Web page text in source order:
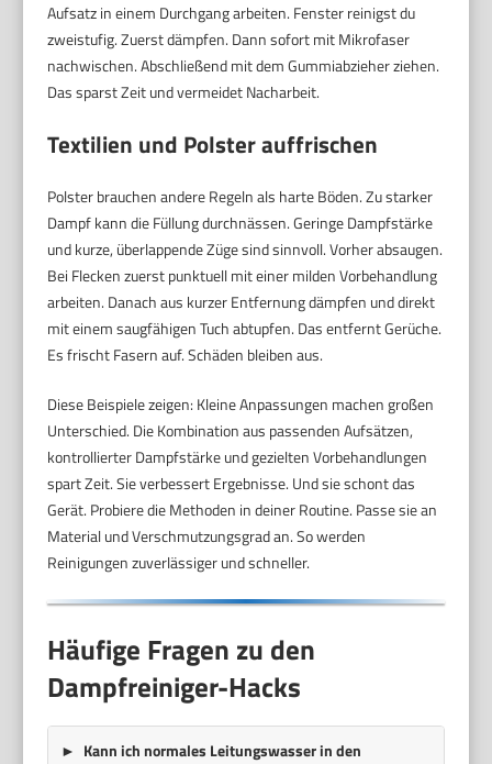
Aufsatz in einem Durchgang arbeiten. Fenster reinigst du
zweistufig. Zuerst dämpfen. Dann sofort mit Mikrofaser
nachwischen. Abschließend mit dem Gummiabzieher ziehen.
Das sparst Zeit und vermeidet Nacharbeit.
Textilien und Polster auffrischen
Polster brauchen andere Regeln als harte Böden. Zu starker
Dampf kann die Füllung durchnässen. Geringe Dampfstärke
und kurze, überlappende Züge sind sinnvoll. Vorher absaugen.
Bei Flecken zuerst punktuell mit einer milden Vorbehandlung
arbeiten. Danach aus kurzer Entfernung dämpfen und direkt
mit einem saugfähigen Tuch abtupfen. Das entfernt Gerüche.
Es frischt Fasern auf. Schäden bleiben aus.
Diese Beispiele zeigen: Kleine Anpassungen machen großen
Unterschied. Die Kombination aus passenden Aufsätzen,
kontrollierter Dampfstärke und gezielten Vorbehandlungen
spart Zeit. Sie verbessert Ergebnisse. Und sie schont das
Gerät. Probiere die Methoden in deiner Routine. Passe sie an
Material und Verschmutzungsgrad an. So werden
Reinigungen zuverlässiger und schneller.
Häufige Fragen zu den
Dampfreiniger-Hacks
Kann ich normales Leitungswasser in den